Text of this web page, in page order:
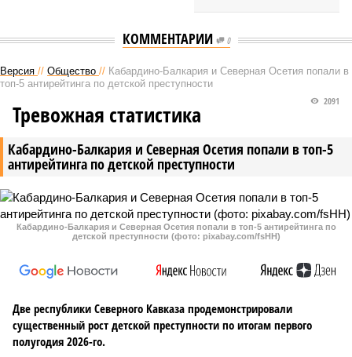
КОММЕНТАРИИ 0
Версия // Общество // Кабардино-Балкария и Северная Осетия попали в
топ-5 антирейтинга по детской преступности
Кабардино-Балкария и Северная Осетия попали в топ-5
антирейтинга по детской преступности
2091
Тревожная статистика
Кабардино-Балкария и Северная Осетия попали в топ-5 антирейтинга по
детской преступности (фото: pixabay.com/fsHH)
Две республики Северного Кавказа продемонстрировали
существенный рост детской преступности по итогам первого
полугодия 2026-го.